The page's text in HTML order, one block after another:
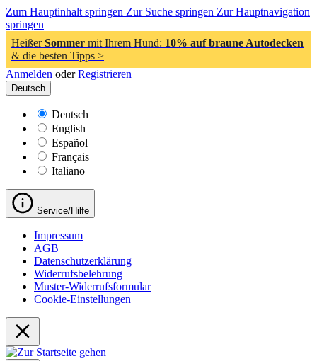
Zum Hauptinhalt springen Zur Suche springen Zur Hauptnavigation
springen
HeißerSommer mit Ihrem Hund: 10% auf braune Autodecken
& die besten Tipps >
Anmelden oder Registrieren
Deutsch
Deutsch
English
Español
Français
Italiano
Service/Hilfe
Impressum
AGB
Datenschutzerklärung
Widerrufsbelehrung
Muster-Widerrufsformular
Cookie-Einstellungen